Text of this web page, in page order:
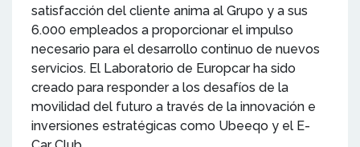
satisfacción del cliente anima al Grupo y a sus
6.000 empleados a proporcionar el impulso
necesario para el desarrollo continuo de nuevos
servicios. El Laboratorio de Europcar ha sido
creado para responder a los desafíos de la
movilidad del futuro a través de la innovación e
inversiones estratégicas como Ubeeqo y el E-